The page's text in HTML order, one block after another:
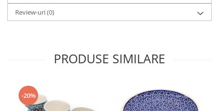
Review-uri(0)
PRODUSE SIMILARE
-20%